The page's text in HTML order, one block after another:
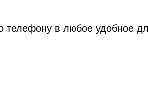
телефону в любое удобное